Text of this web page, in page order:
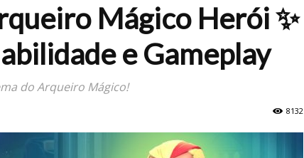
Mágico Herói ✨
e Gameplay
do Arqueiro Mágico!
8132